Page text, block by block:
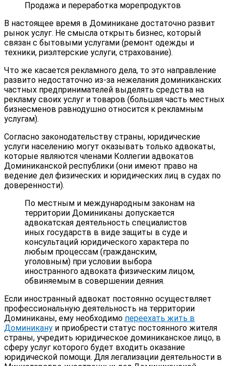
Продажа и переработка морепродуктов
В настоящее время в Доминикане достаточно развит
рынок услуг. Не смысла открыть бизнес, который
связан с бытовыми услугами (ремонт одежды и
техники, риэлтерские услуги, страхование).
Что же касается рекламного дела, то это направление
развито недостаточно из-за нежелания доминиканских
частных предпринимателей выделять средства на
рекламу своих услуг и товаров (большая часть местных
бизнесменов равнодушно относится к рекламным
услугам).
Согласно законодательству страны, юридические
услуги населению могут оказывать только адвокаты,
которые являются членами Коллегии адвокатов
Доминиканской республики (они имеют право на
ведение дел физических и юридических лиц в судах по
доверенности).
По местным и международным законам на
территории Доминиканы допускается
адвокатская деятельность специалистов
иных государств в виде защиты в суде и
консультаций юридического характера по
любым процессам (гражданским,
уголовным) при условии выбора
иностранного адвоката физическим лицом,
обвиняемым в совершении деяния.
Если иностранный адвокат постоянно осуществляет
профессиональную деятельность на территории
Доминиканы, ему необходимо переехать жить в
Доминикану и приобрести статус постоянного жителя
страны, учредить юридическое доминиканское лицо, в
сферу услуг которого будет входить оказание
юридической помощи. Для легализации деятельности в